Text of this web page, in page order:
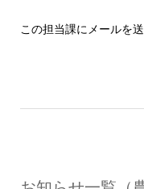
この担当課にメールを